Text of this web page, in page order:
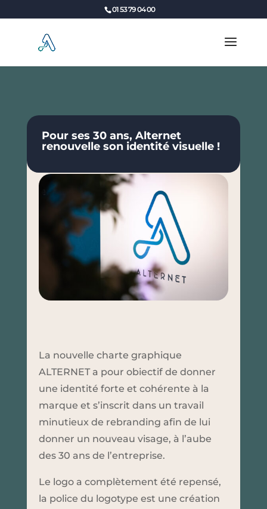
01 53 79 04 00
Pour ses 30 ans, Alternet
renouvelle son identité visuelle !
La nouvelle charte graphique
ALTERNET a pour obiectif de donner
une identité forte et cohérente à la
marque et s’inscrit dans un travail
minutieux de rebranding afin de lui
donner un nouveau visage, à l’aube
des 30 ans de l’entreprise.
Le logo a complètement été repensé,
la police du logotype est une création
Panneau de gestion des cookies